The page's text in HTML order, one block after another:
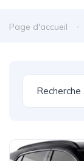
Page d'accueil